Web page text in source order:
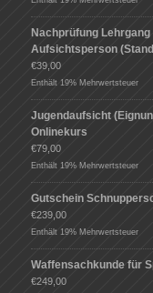
Nachprüfung
Aufsichtsperson
€39,00
Enthält 19% Mehrwertsteuer
Jugendaufsicht
Onlinekurs
€79,00
Enthält 19% Mehrwertsteuer
Gutschein
€239,00
Enthält 19% Mehrwertsteuer
Waffensachkunde für
€249,00